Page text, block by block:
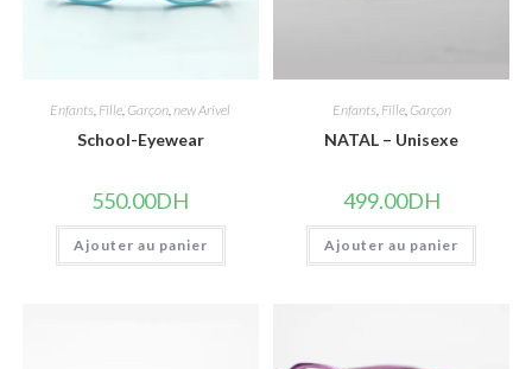
Enfants Fille Garçon ,new Arivel
School-Eyewear
550.00DH
Ajouter au panier
Enfants Fille, Garçon
NATAL – Unisexe
499.00DH
Ajouter au panier